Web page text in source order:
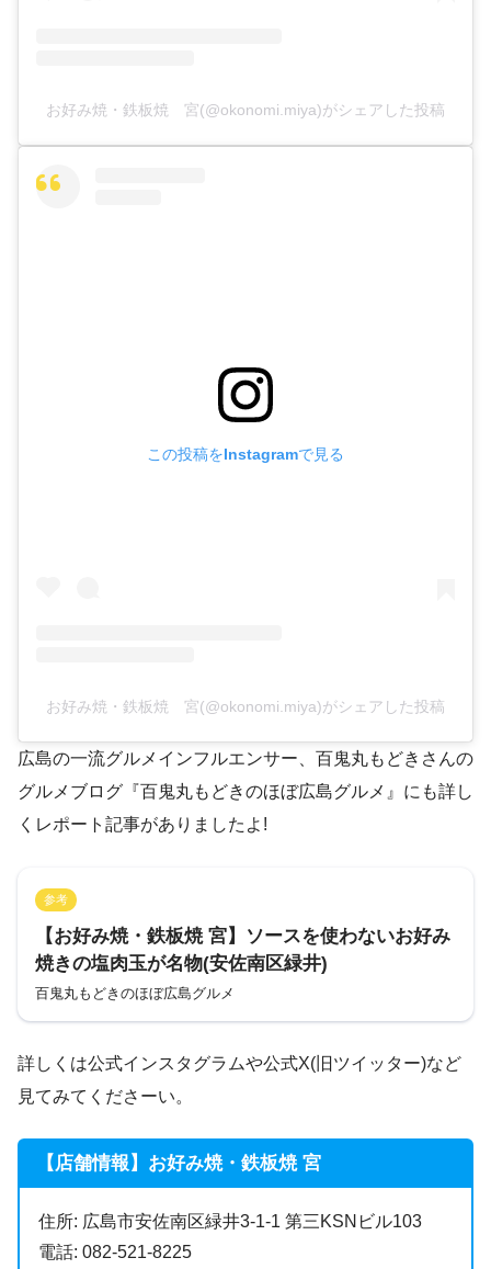
お好み焼・鉄板焼 宮(@okonomi.miya)がシェアした投稿
この投稿をInstagramで見る
お好み焼・鉄板焼 宮(@okonomi.miya)がシェアした投稿
広島の一流グルメインフルエンサー、百鬼丸もどきさんの
グルメブログ『百鬼丸もどきのほぼ広島グルメ』にも詳し
くレポート記事がありましたよ!
参考
【お好み焼・鉄板焼 宮】ソースを使わないお好み
焼きの塩肉玉が名物(安佐南区緑井)
百鬼丸もどきのほぼ広島グルメ
詳しくは公式インスタグラムや公式X(旧ツイッター)など
見てみてくださーい。
【店舗情報】お好み焼・鉄板焼 宮
住所: 広島市安佐南区緑井3-1-1 第三KSNビル103
電話: 082-521-8225